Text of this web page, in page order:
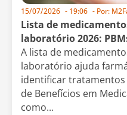
15/07/2026 - 19:06 - Por:
Lista de
laboratório 2026:
A lista de
laboratório ajuda
identificar
de Benefícios em
como...